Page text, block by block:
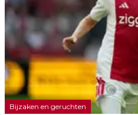
Bijzaken en geruchten